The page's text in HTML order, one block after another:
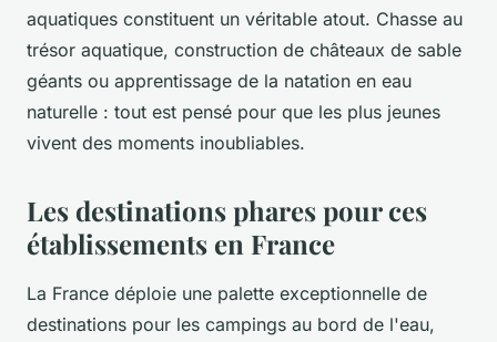
aquatiques constituent un véritable atout. Chasse au
trésor aquatique, construction de châteaux de sable
géants ou apprentissage de la natation en eau
naturelle : tout est pensé pour que les plus jeunes
vivent des moments inoubliables.
Les destinations phares pour ces
établissements en France
La France déploie une palette exceptionnelle de
destinations pour les campings au bord de l'eau,